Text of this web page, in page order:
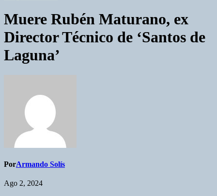
Muere Rubén Maturano, ex
Director Técnico de ‘Santos de
Laguna’
PorArmando Solís
Ago 2, 2024